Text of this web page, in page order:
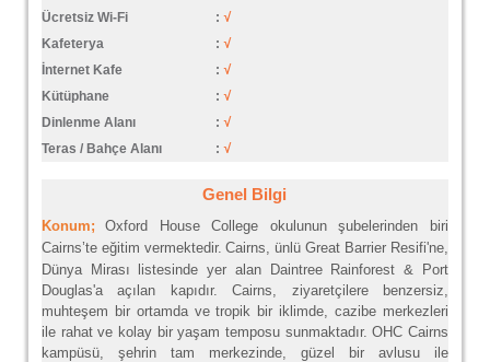
Ücretsiz Wi-Fi
: √
Kafeterya
: √
İnternet Kafe
: √
Kütüphane
: √
Dinlenme Alanı
: √
Teras / Bahçe Alanı
: √
Genel Bilgi
Konum;
Oxford House College okulunun şubelerinden biri
Cairns’te eğitim vermektedir. Cairns, ünlü Great Barrier Resifi'ne,
Dünya Mirası listesinde yer alan Daintree Rainforest & Port
Douglas'a açılan kapıdır. Cairns, ziyaretçilere benzersiz,
muhteşem bir ortamda ve tropik bir iklimde, cazibe merkezleri
ile rahat ve kolay bir yaşam temposu sunmaktadır. OHC Cairns
kampüsü, şehrin tam merkezinde, güzel bir avlusu ile